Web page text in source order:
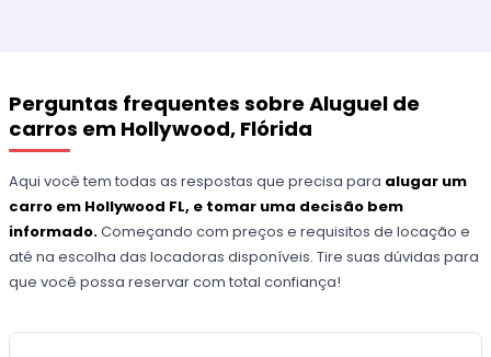
Perguntas frequentes sobre Aluguel de
carros em Hollywood, Flórida
Aqui você tem todas as respostas que precisa para alugar um
carro em Hollywood FL, e tomar uma decisão bem
informado.Começando com preços e requisitos de locação e
até na escolha das locadoras disponíveis. Tire suas dúvidas para
que você possa reservar com total confiança!